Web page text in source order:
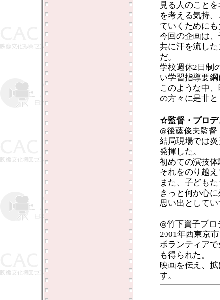
見る人のこと
を考える気持
ていくために
今回の企画は
共に汗を流し
だ。
学校週休2日制
い学習指導要
このような中
の方々に是非
☆監督・プロデ
◎後藤俊夫監督
結局現場では
発揮した。
初めての演技
それをのり越
また、子ども
きっと何か心
思い出として
◎竹下資子プロ
2001年西東京
ボランティア
も得られた。
映画を伝え、
す。